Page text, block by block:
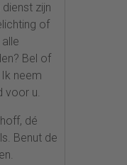
dienst zijn
of
Bel of
neem
voor u.
dé
Benut de